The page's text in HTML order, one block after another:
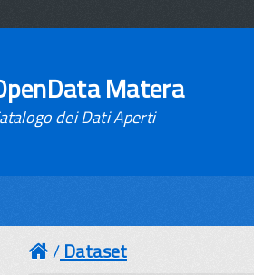
Matera
dei Dati Aperti
Dataset